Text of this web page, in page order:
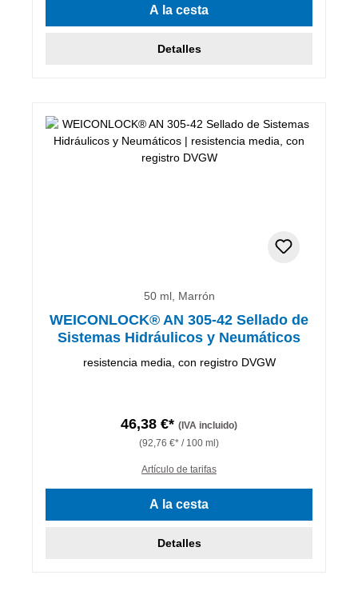
A la cesta
Detalles
50 ml, Marrón
WEICONLOCK® AN 305-42 Sellado de
Sistemas Hidráulicos y Neumáticos
resistencia media, con registro DVGW
46,38 €* (IVA incluido)
(92,76 €* / 100 ml)
Artículo de tarifas
A la cesta
Detalles